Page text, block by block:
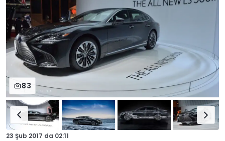
83
23 Şub 2017 da 02:11